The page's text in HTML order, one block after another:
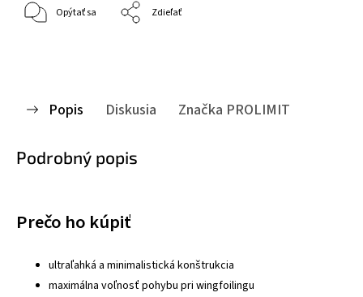
Opýtať sa Zdieľať
Popis Diskusia Značka PROLIMIT
Podrobný popis
Prečo ho kúpiť
ultraľahká a minimalistická konštrukcia
maximálna voľnosť pohybu pri wingfoilingu